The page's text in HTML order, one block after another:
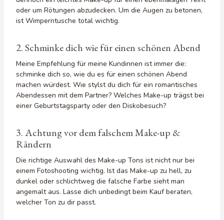
oder um Rötungen abzudecken. Um die Augen zu betonen,
ist Wimperntusche total wichtig.
2. Schminke dich wie für einen schönen Abend
Meine Empfehlung für meine Kundinnen ist immer die:
schminke dich so, wie du es für einen schönen Abend
machen würdest. Wie stylst du dich für ein romantisches
Abendessen mit dem Partner? Welches Make-up trägst bei
einer Geburtstagsparty oder den Diskobesuch?
3. Achtung vor dem falschem Make-up &
Rändern
Die richtige Auswahl des Make-up Tons ist nicht nur bei
einem Fotoshooting wichtig. Ist das Make-up zu hell, zu
dunkel oder schlichtweg die falsche Farbe sieht man
angemalt aus. Lasse dich unbedingt beim Kauf beraten,
welcher Ton zu dir passt.